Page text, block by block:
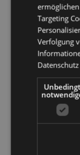
Produktattribute
Information
48
Targeting
Verfolgung